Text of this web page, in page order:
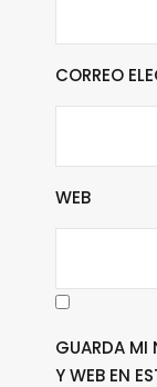
CORREO
WEB
GUARDA MI
Y WEB EN